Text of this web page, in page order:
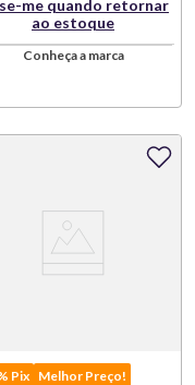
me quando retornar
ao estoque
Conheça a marca
Pix Melhor Preço!